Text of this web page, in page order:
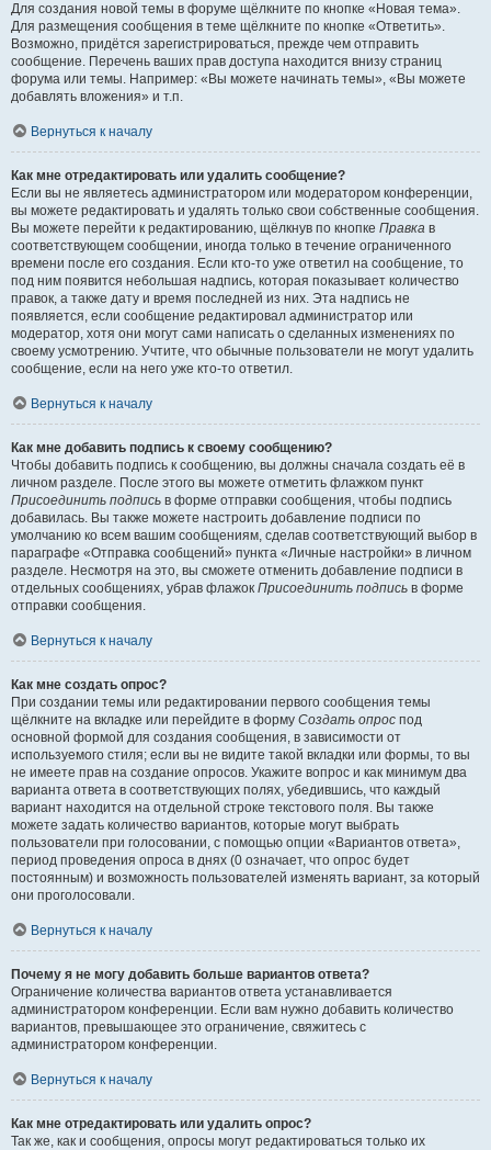
Для создания новой темы в форуме щёлкните по кнопке «Новая тема».
Для размещения сообщения в теме щёлкните по кнопке «Ответить».
Возможно, придётся зарегистрироваться, прежде чем отправить
сообщение. Перечень ваших прав доступа находится внизу страниц
форума или темы. Например: «Вы можете начинать темы», «Вы можете
добавлять вложения» и т.п.
Вернуться к началу
Как мне отредактировать или удалить сообщение?
Если вы не являетесь администратором или модератором конференции,
вы можете редактировать и удалять только свои собственные сообщения.
Вы можете перейти к редактированию, щёлкнув по кнопке Правка в
соответствующем сообщении, иногда только в течение ограниченного
времени после его создания. Если кто-то уже ответил на сообщение, то
под ним появится небольшая надпись, которая показывает количество
правок, а также дату и время последней из них. Эта надпись не
появляется, если сообщение редактировал администратор или
модератор, хотя они могут сами написать о сделанных изменениях по
своему усмотрению. Учтите, что обычные пользователи не могут удалить
сообщение, если на него уже кто-то ответил.
Вернуться к началу
Как мне добавить подпись к своему сообщению?
Чтобы добавить подпись к сообщению, вы должны сначала создать её в
личном разделе. После этого вы можете отметить флажком пункт
Присоединить подпись в форме отправки сообщения, чтобы подпись
добавилась. Вы также можете настроить добавление подписи по
умолчанию ко всем вашим сообщениям, сделав соответствующий выбор в
параграфе «Отправка сообщений» пункта «Личные настройки» в личном
разделе. Несмотря на это, вы сможете отменить добавление подписи в
отдельных сообщениях, убрав флажок Присоединить подпись в форме
отправки сообщения.
Вернуться к началу
Как мне создать опрос?
При создании темы или редактировании первого сообщения темы
щёлкните на вкладке или перейдите в форму Создать опрос под
основной формой для создания сообщения, в зависимости от
используемого стиля; если вы не видите такой вкладки или формы, то вы
не имеете прав на создание опросов. Укажите вопрос и как минимум два
варианта ответа в соответствующих полях, убедившись, что каждый
вариант находится на отдельной строке текстового поля. Вы также
можете задать количество вариантов, которые могут выбрать
пользователи при голосовании, с помощью опции «Вариантов ответа»,
период проведения опроса в днях (0 означает, что опрос будет
постоянным) и возможность пользователей изменять вариант, за который
они проголосовали.
Вернуться к началу
Почему я не могу добавить больше вариантов ответа?
Ограничение количества вариантов ответа устанавливается
администратором конференции. Если вам нужно добавить количество
вариантов, превышающее это ограничение, свяжитесь с
администратором конференции.
Вернуться к началу
Как мне отредактировать или удалить опрос?
Так же, как и сообщения, опросы могут редактироваться только их